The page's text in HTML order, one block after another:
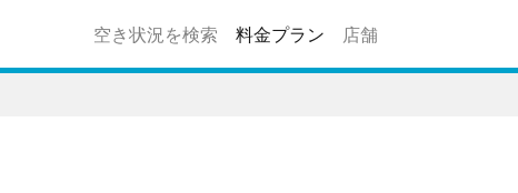
空き状況を検索 料金プラン 店舗